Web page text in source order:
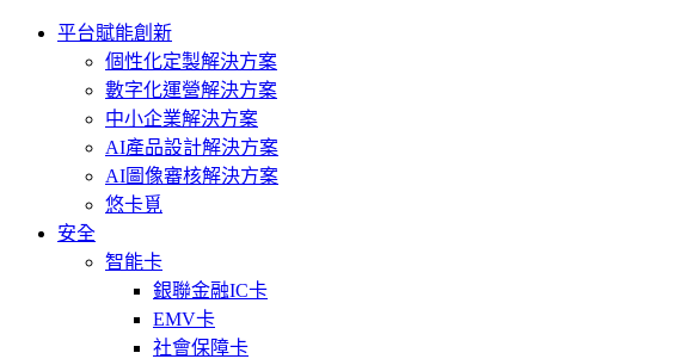
平台賦能創新
個性化定製解決方案
數字化運營解決方案
中小企業解決方案
AI產品設計解決方案
AI圖像審核解決方案
悠卡覓
安全
智能卡
銀聯金融IC卡
EMV卡
社會保障卡